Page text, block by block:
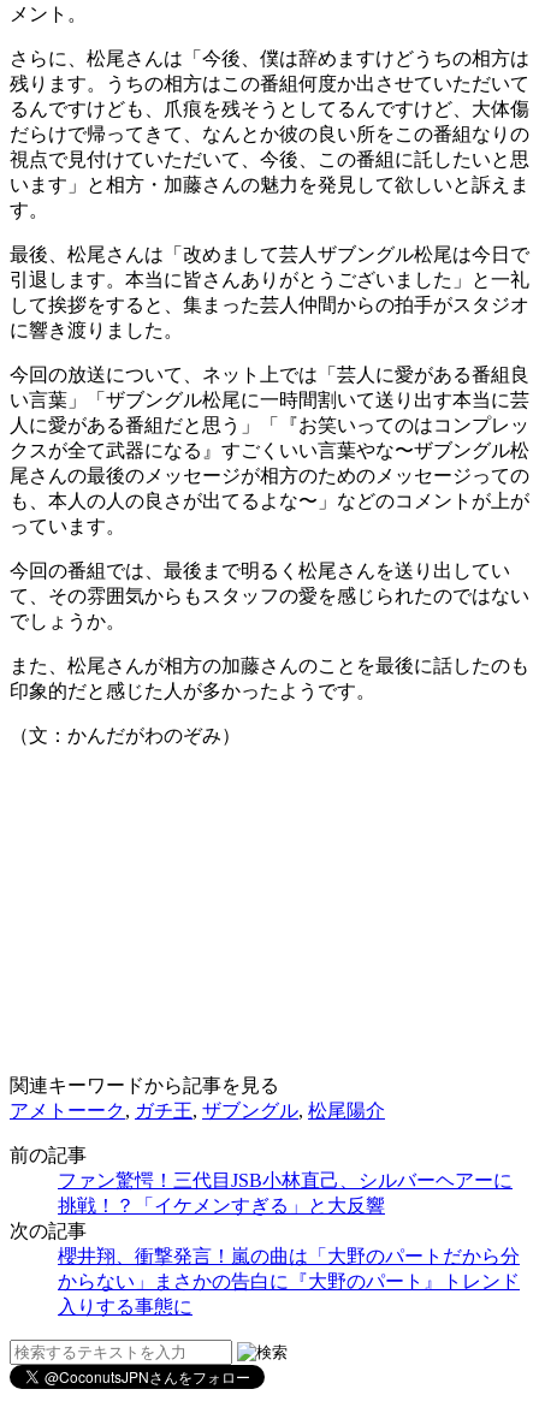
メント。
さらに、松尾さんは「今後、僕は辞めますけどうちの相方は
残ります。うちの相方はこの番組何度か出させていただいて
るんですけども、爪痕を残そうとしてるんですけど、大体傷
だらけで帰ってきて、なんとか彼の良い所をこの番組なりの
視点で見付けていただいて、今後、この番組に託したいと思
います」と相方・加藤さんの魅力を発見して欲しいと訴えま
す。
最後、松尾さんは「改めまして芸人ザブングル松尾は今日で
引退します。本当に皆さんありがとうございました」と一礼
して挨拶をすると、集まった芸人仲間からの拍手がスタジオ
に響き渡りました。
今回の放送について、ネット上では「芸人に愛がある番組良
い言葉」「ザブングル松尾に一時間割いて送り出す本当に芸
人に愛がある番組だと思う」「『お笑いってのはコンプレッ
クスが全て武器になる』すごくいい言葉やな〜ザブングル松
尾さんの最後のメッセージが相方のためのメッセージっての
も、本人の人の良さが出てるよな〜」などのコメントが上が
っています。
今回の番組では、最後まで明るく松尾さんを送り出してい
て、その雰囲気からもスタッフの愛を感じられたのではない
でしょうか。
また、松尾さんが相方の加藤さんのことを最後に話したのも
印象的だと感じた人が多かったようです。
（文：かんだがわのぞみ）
関連キーワードから記事を見る
アメトーーク, ガチ王, ザブングル, 松尾陽介
前の記事
ファン驚愕！三代目JSB小林直己、シルバーヘアーに
挑戦！？「イケメンすぎる」と大反響
次の記事
櫻井翔、衝撃発言！嵐の曲は「大野のパートだから分
からない」まさかの告白に『大野のパート』トレンド
入りする事態に